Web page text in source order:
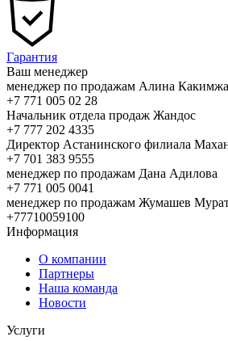
Гарантия
Ваш менеджер
менеджер по продажам Алина
+7 771 005 02 28
Начальник отдела продаж Жандос
+7 777 202 4335
Директор Астанинского филиала
+7 701 383 9555
менеджер по продажам Дана Адилова
+7 771 005 0041
менеджер по продажам Жумашев
+77710059100
Информация
О компании
Партнеры
Наша команда
Новости
Услуги